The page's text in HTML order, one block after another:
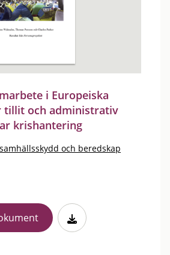
i Europeiska
tillit och administrativ
krishantering
och beredskap